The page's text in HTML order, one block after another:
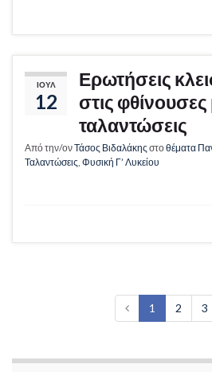
ΙΟΎΛ
12
Ερωτήσεις
στις
ταλαντώσεις
Από την/ονΤάσος Βιδαλάκης στοθέματα
Ταλαντώσεις Φυσική Γ’ Λυκείου
1 2 3